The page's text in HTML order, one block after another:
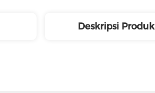
Deskripsi Produk